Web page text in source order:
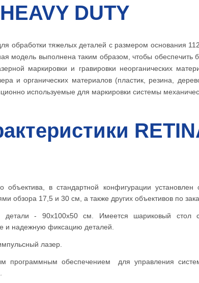
DUTY
обработки тяжелых деталей с размером основания
модель выполнена таким образом, чтобы обеспечить
маркировки и гравировки неорганических
и органических материалов (пластик, резина,
используемые для маркировки системы
объектива, в стандартной конфигурации
обзора 17,5 и 30 см, а также других объективов по
детали - 90х100х50 см. Имеется шариковый стол
и надежную фиксацию деталей.
лазер.
программным обеспечением для управления